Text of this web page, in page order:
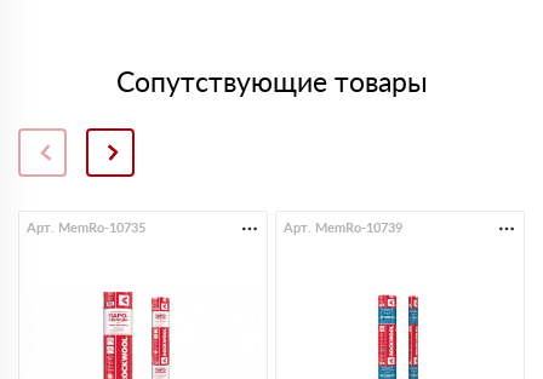
Сопутствующие товары
Арт. MemRo-10735 Арт. MemRo-10739